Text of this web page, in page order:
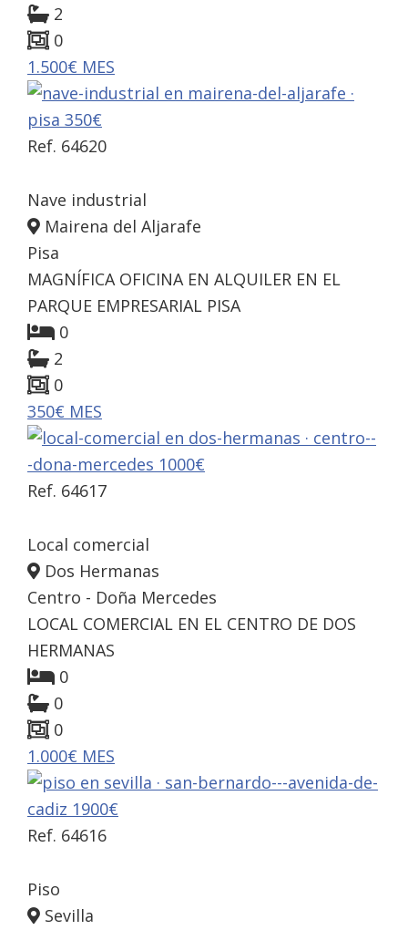
2
0
1.500€ MES
Ref. 64620
Nave industrial
Mairena del Aljarafe
Pisa
MAGNÍFICA OFICINA EN ALQUILER EN EL
PARQUE EMPRESARIAL PISA
0
2
0
350€ MES
Ref. 64617
Local comercial
Dos Hermanas
Centro - Doña Mercedes
LOCAL COMERCIAL EN EL CENTRO DE DOS
HERMANAS
0
0
0
1.000€ MES
Ref. 64616
Piso
Sevilla